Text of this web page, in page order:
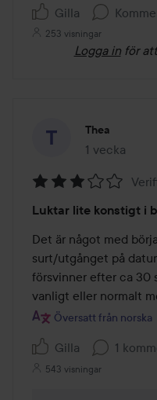
Gilla
253 visningar
Logga in för
Thea
1 vecka
Inlägget
3
av
5
Luktar lite konstigt i
Det är något med
surt/utgånget på
försvinner efter ca 30
vanligt eller normalt
Översatt från norska
Gilla 1
543 visningar